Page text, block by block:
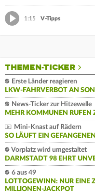
1:15 V-Tipps
THEMEN-TICKER
Erste Länder reagieren
LKW-FAHRVERBOT AN
News-Ticker zur Hitzewelle
MEHR KOMMUNEN RUFEN
Mini-Knast auf Rädern
SO LÄUFT EIN
Vorplatz wird umgestaltet
DARMSTADT 98 EHRT
6 aus 49
LOTTOGEWINN: NUR EINE
MILLIONEN-JACKPOT